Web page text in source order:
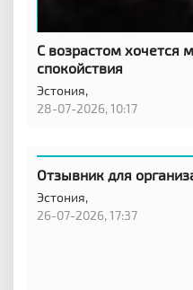
С возрастом
спокойствия
Эстония,
28-07-2026, 10:17
Отзывник для
Эстония,
26-07-2026, 17:37